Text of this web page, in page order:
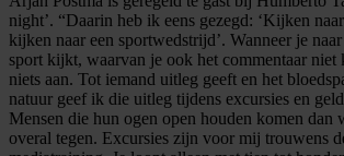
night’. “Daarin heb ik eens gezegd: ‘Kijken
kijken naar een sportwedstrijd’. Wanneer je
sport kijkt, waarvan je ook het commentaar niet
niets aan. Tot iemand uitleg geeft en het
natuur geef ik die uitleg tijdens excursies en
Mensen die hun ogen open houden komen dan
overal tegen. Excursies zijn voor mij trouwens